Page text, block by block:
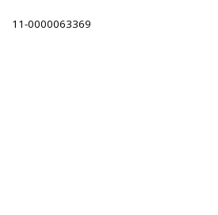
11-0000063369